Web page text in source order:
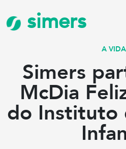
simers
A VIDA
Simers
McDia
do Instituto